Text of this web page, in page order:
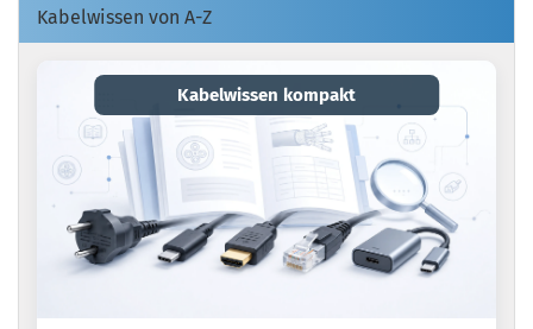
Kabelwissen von A-Z
Kabelwissen kompakt